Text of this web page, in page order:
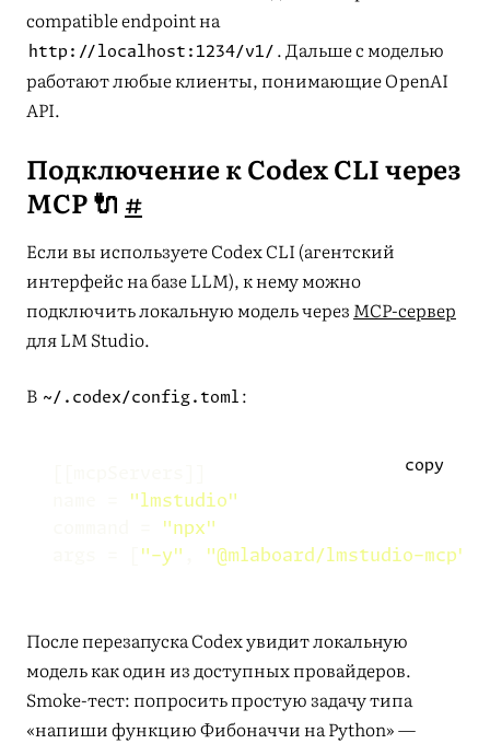
compatible endpoint на
http://localhost:1234/v1/ . Дальше с моделью
работают любые клиенты, понимающие OpenAI
API.
Подключение к Codex CLI через
MCP 🔌 #
Если вы используете Codex CLI (агентский
интерфейс на базе LLM), к нему можно
подключить локальную модель через MCP-сервер
для LM Studio.
В ~/.codex/config.toml :
"lmstudio"
"npx"
"-y" "@mlaboard/lmstudio-mcp"
copy
После перезапуска Codex увидит локальную
модель как один из доступных провайдеров.
Smoke-тест: попросить простую задачу типа
«напиши функцию Фибоначчи на Python» —